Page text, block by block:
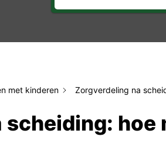
met kinderen Zorgverdeling na
hoe